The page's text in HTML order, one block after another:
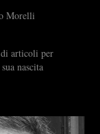
Morelli
articoli per
nascita